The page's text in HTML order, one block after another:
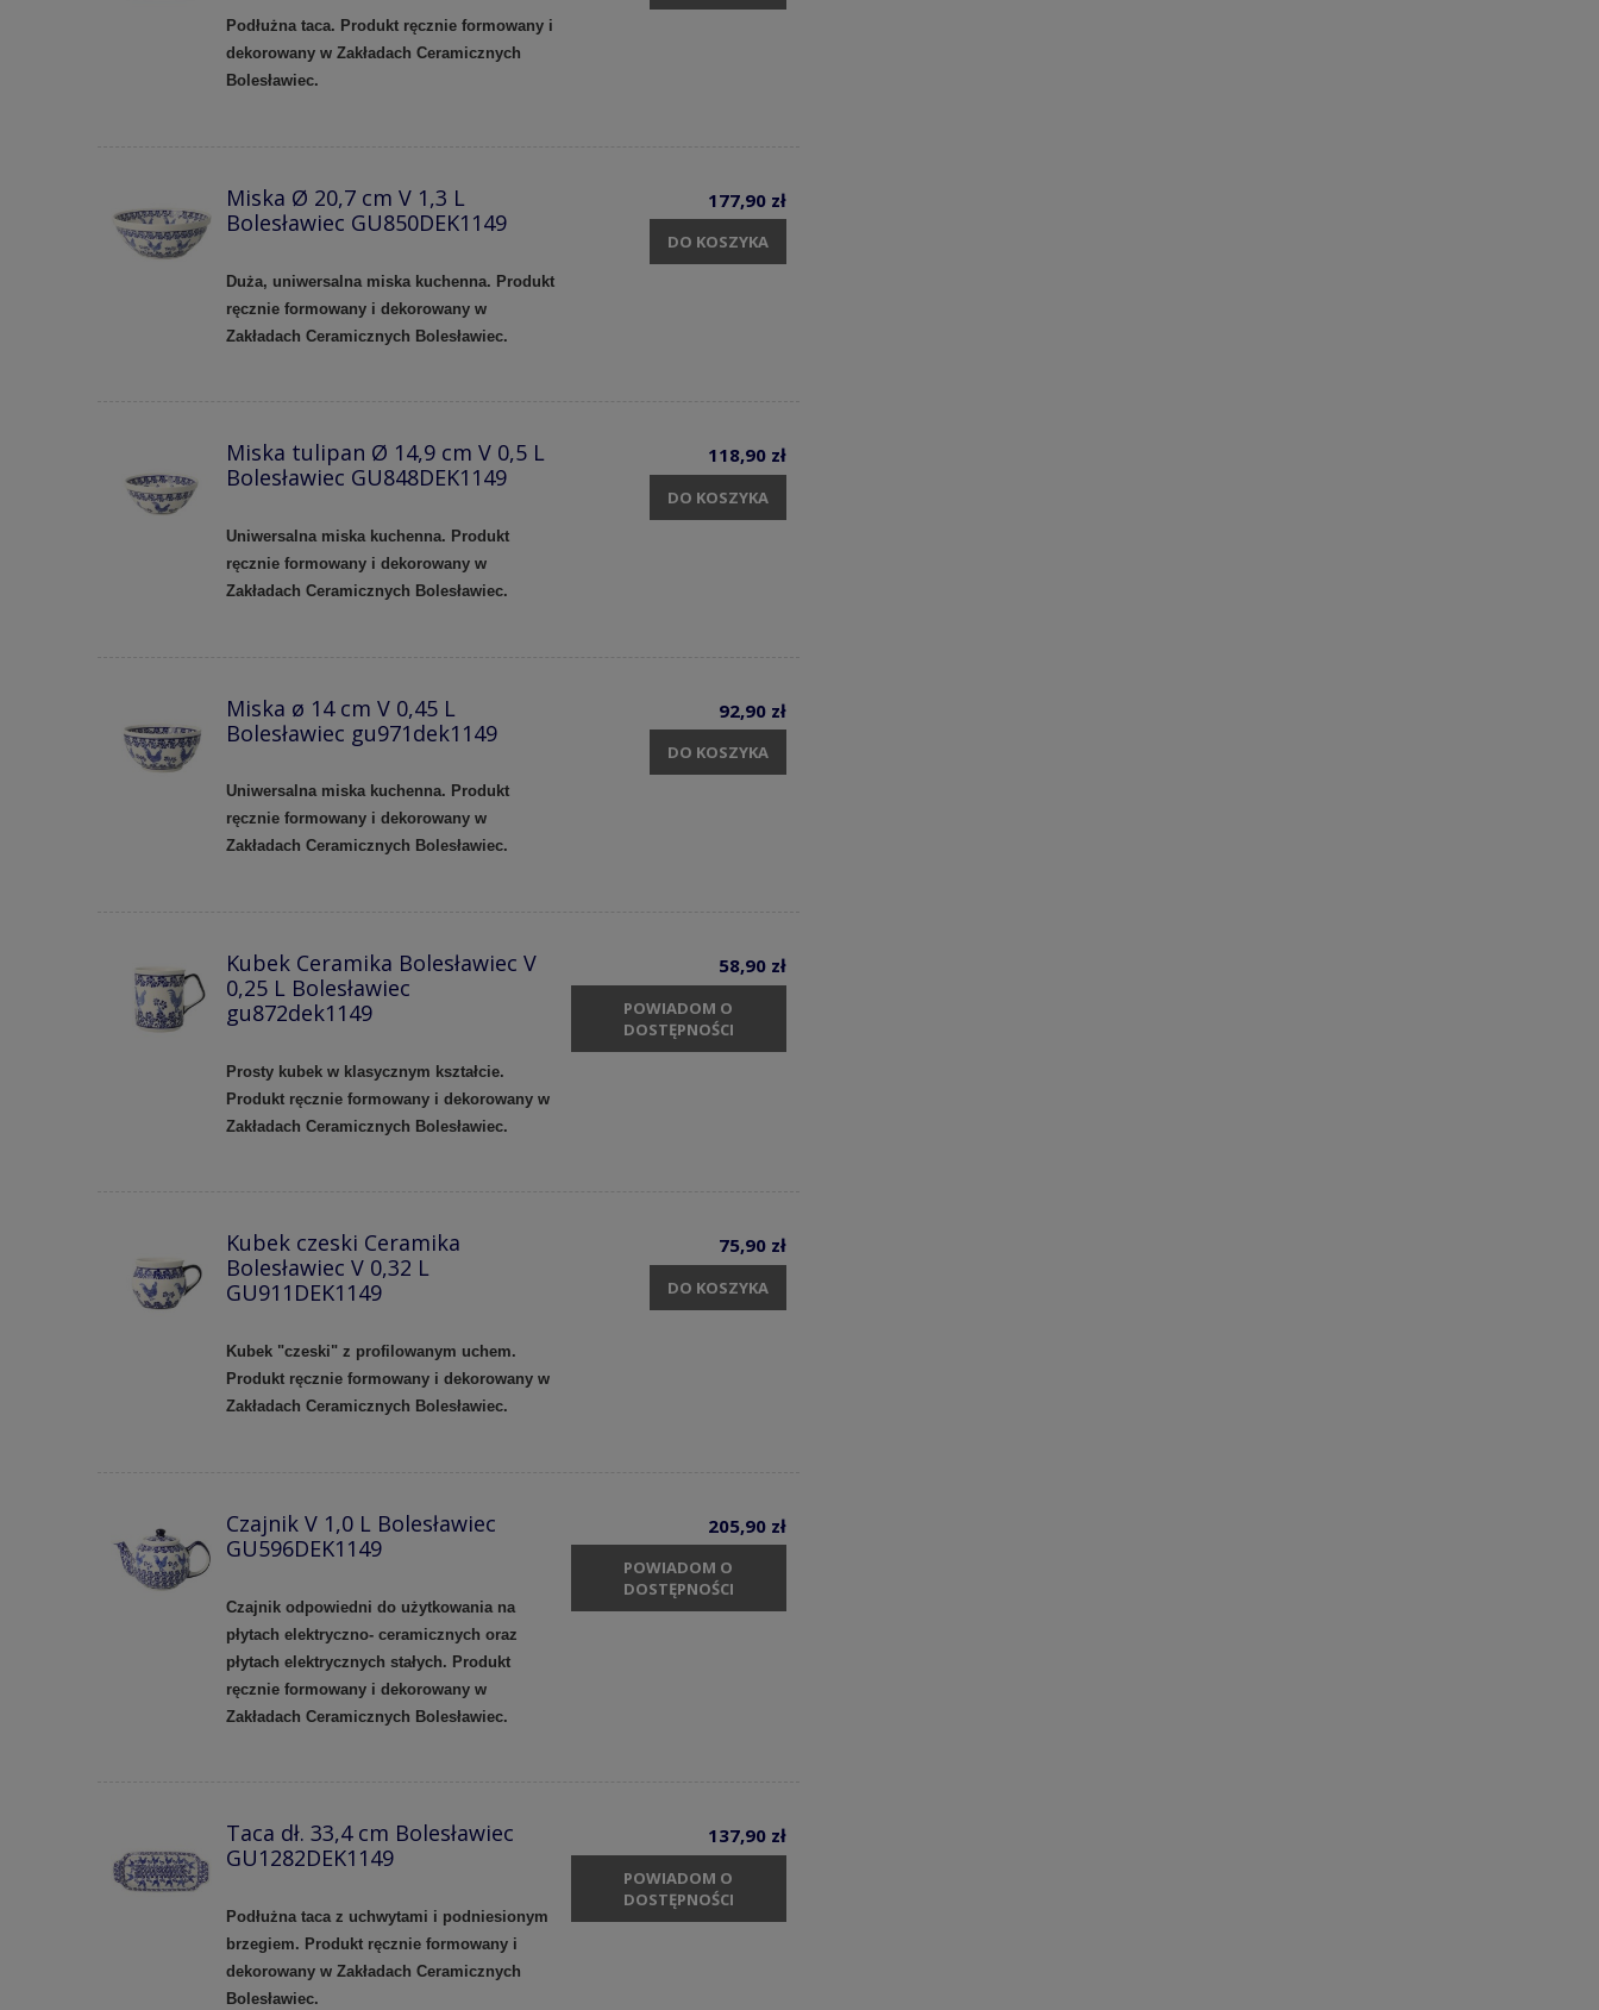
Podłużna taca. Produkt ręcznie formowany i
dekorowany w Zakładach Ceramicznych
Bolesławiec.
Miska Ø 20,7 cm V 1,3 L
Bolesławiec GU850DEK1149
Duża, uniwersalna miska kuchenna. Produkt
ręcznie formowany i dekorowany w
Zakładach Ceramicznych Bolesławiec.
177,90 zł
DO KOSZYKA
Miska tulipan Ø 14,9 cm V 0,5 L
Bolesławiec GU848DEK1149
Uniwersalna miska kuchenna. Produkt
ręcznie formowany i dekorowany w
Zakładach Ceramicznych Bolesławiec.
118,90 zł
DO KOSZYKA
Miska ø 14 cm V 0,45 L
Bolesławiec gu971dek1149
Uniwersalna miska kuchenna. Produkt
ręcznie formowany i dekorowany w
Zakładach Ceramicznych Bolesławiec.
92,90 zł
DO KOSZYKA
Kubek Ceramika Bolesławiec V
0,25 L Bolesławiec
gu872dek1149
Prosty kubek w klasycznym kształcie.
Produkt ręcznie formowany i dekorowany w
Zakładach Ceramicznych Bolesławiec.
58,90 zł
POWIADOM O
DOSTĘPNOŚCI
Kubek czeski Ceramika
Bolesławiec V 0,32 L
GU911DEK1149
Kubek "czeski" z profilowanym uchem.
Produkt ręcznie formowany i dekorowany w
Zakładach Ceramicznych Bolesławiec.
75,90 zł
DO KOSZYKA
Czajnik V 1,0 L Bolesławiec
GU596DEK1149
Czajnik odpowiedni do użytkowania na
płytach elektryczno- ceramicznych oraz
płytach elektrycznych stałych. Produkt
ręcznie formowany i dekorowany w
Zakładach Ceramicznych Bolesławiec.
205,90 zł
POWIADOM O
DOSTĘPNOŚCI
Taca dł. 33,4 cm Bolesławiec
GU1282DEK1149
Podłużna taca z uchwytami i podniesionym
brzegiem. Produkt ręcznie formowany i
dekorowany w Zakładach Ceramicznych
Bolesławiec.
137,90 zł
POWIADOM O
DOSTĘPNOŚCI